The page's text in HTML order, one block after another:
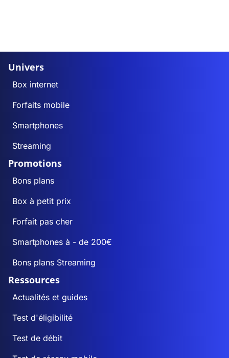
Univers
Box internet
Forfaits mobile
Smartphones
Streaming
Promotions
Bons plans
Box à petit prix
Forfait pas cher
Smartphones à - de 200€
Bons plans Streaming
Ressources
Actualités et guides
Test d'éligibilité
Test de débit